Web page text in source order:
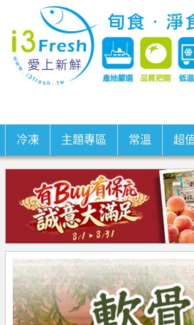
冷凍 主題專區 常溫 超